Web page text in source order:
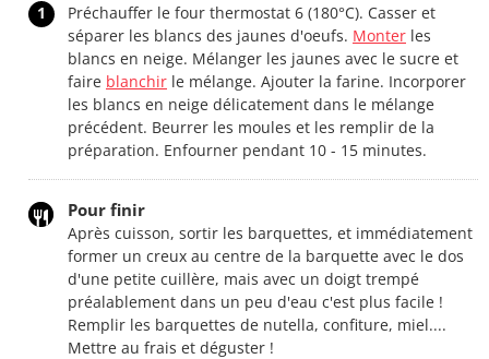
1
Préchauffer le four thermostat 6 (180°C). Casser et
séparer les blancs des jaunes d'oeufs. Monter les
blancs en neige. Mélanger les jaunes avec le sucre et
faire blanchir le mélange. Ajouter la farine. Incorporer
les blancs en neige délicatement dans le mélange
précédent. Beurrer les moules et les remplir de la
préparation. Enfourner pendant 10 - 15 minutes.
Pour finir
Après cuisson, sortir les barquettes, et immédiatement
former un creux au centre de la barquette avec le dos
d'une petite cuillère, mais avec un doigt trempé
préalablement dans un peu d'eau c'est plus facile !
Remplir les barquettes de nutella, confiture, miel....
Mettre au frais et déguster !